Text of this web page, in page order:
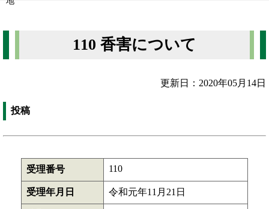
110 香害について
更新日：2020年05月14日
投稿
受理番号 110
受理年月日 令和元年11月21日